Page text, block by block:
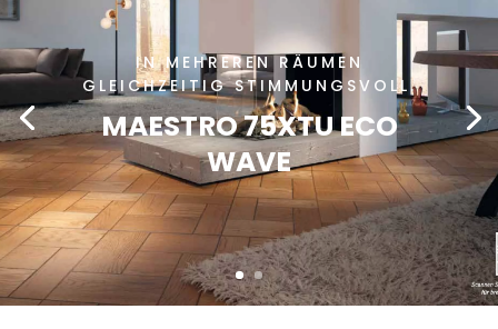
IN MEHREREN RÄUMEN
GLEICHZEITIG STIMMUNGSVOLL.
MAESTRO 75XTU ECO
WAVE